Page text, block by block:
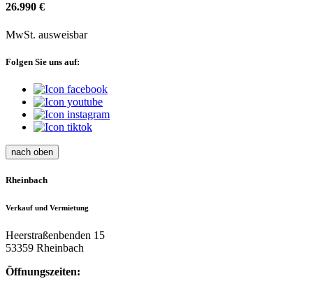
26.990 €
MwSt. ausweisbar
Folgen Sie uns auf:
nach oben
Rheinbach
Verkauf und Vermietung
Heerstraßenbenden 15
53359 Rheinbach
Öffnungszeiten: